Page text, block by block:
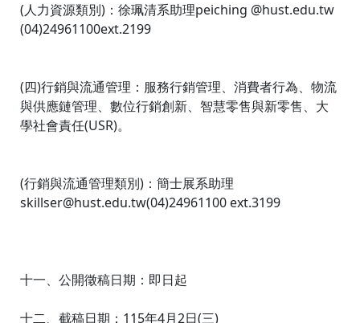
(人力資源類別)：徐珮清系助理peiching @hust.edu.tw
(04)24961100ext.2199
(四)行銷與流通管理：服務行銷管理、消費者行為、物流
與供應鏈管理、數位行銷創新、智慧零售與新零售、大
學社會責任(USR)。
(行銷與流通管理類別)：簡士展系助理
skillser@hust.edu.tw(04)24961100 ext.3199
十一、公開徵稿日期：即日起
十二、截稿日期：115年4月2日(三)